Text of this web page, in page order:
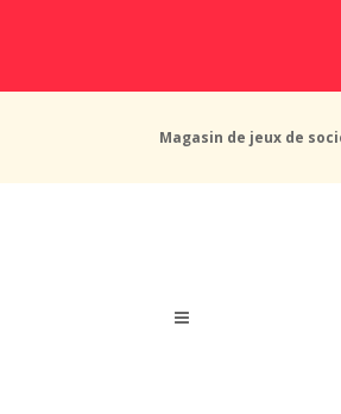
Magasin de jeux de